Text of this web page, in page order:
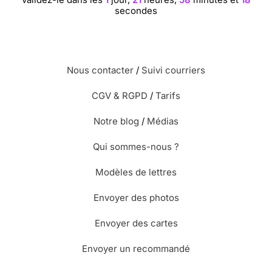
Le 03/11/2015 : Très bien sobre et simple
Le 08/09/2015 : Cette carte reflète bien
secondes
Nous contacter / Suivi courriers
CGV & RGPD / Tarifs
Notre blog / Médias
Qui sommes-nous ?
Modèles de lettres
Envoyer des photos
Envoyer des cartes
Envoyer un recommandé